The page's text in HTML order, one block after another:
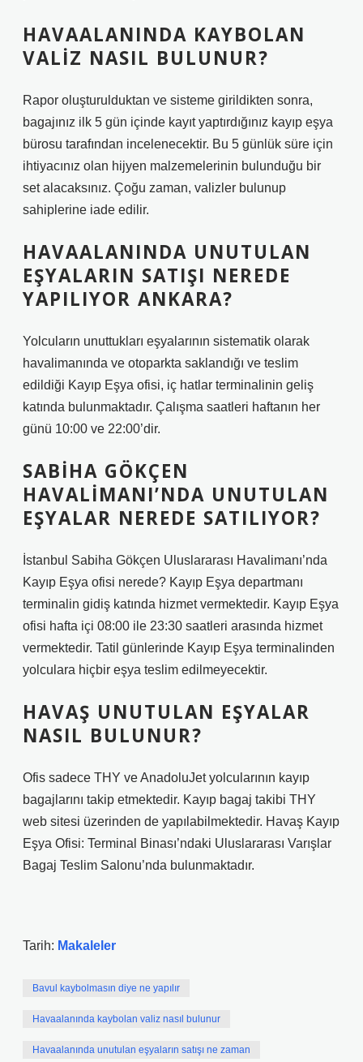
HAVAALANINDA KAYBOLAN
VALIZ NASIL BULUNUR?
Rapor oluşturulduktan ve sisteme girildikten sonra,
bagajınız ilk 5 gün içinde kayıt yaptırdığınız kayıp eşya
bürosu tarafından incelenecektir. Bu 5 günlük süre için
ihtiyacınız olan hijyen malzemelerinin bulunduğu bir
set alacaksınız. Çoğu zaman, valizler bulunup
sahiplerine iade edilir.
HAVAALANINDA UNUTULAN
EŞYALARIN SATIŞI NEREDE
YAPILIYOR ANKARA?
Yolcuların unuttukları eşyalarının sistematik olarak
havalimanında ve otoparkta saklandığı ve teslim
edildiği Kayıp Eşya ofisi, iç hatlar terminalinin geliş
katında bulunmaktadır. Çalışma saatleri haftanın her
günü 10:00 ve 22:00’dir.
SABIHA GÖKÇEN
HAVALIMANI’NDA UNUTULAN
EŞYALAR NEREDE SATILIYOR?
İstanbul Sabiha Gökçen Uluslararası Havalimanı’nda
Kayıp Eşya ofisi nerede? Kayıp Eşya departmanı
terminalin gidiş katında hizmet vermektedir. Kayıp Eşya
ofisi hafta içi 08:00 ile 23:30 saatleri arasında hizmet
vermektedir. Tatil günlerinde Kayıp Eşya terminalinden
yolculara hiçbir eşya teslim edilmeyecektir.
HAVAŞ UNUTULAN EŞYALAR
NASIL BULUNUR?
Ofis sadece THY ve AnadoluJet yolcularının kayıp
bagajlarını takip etmektedir. Kayıp bagaj takibi THY
web sitesi üzerinden de yapılabilmektedir. Havaş Kayıp
Eşya Ofisi: Terminal Binası’ndaki Uluslararası Varışlar
Bagaj Teslim Salonu’nda bulunmaktadır.
Tarih: Makaleler
Bavul kaybolmasın diye ne yapılır
Havaalanında kaybolan valiz nasıl bulunur
Havaalanında unutulan eşyaların satışı ne zaman